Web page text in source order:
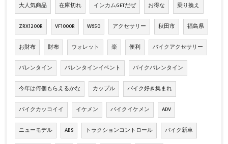
大人気商品 在庫切れ インカムGETだぜ お得な 乗り換え
ZRX1200R VF1000R W650 アクセサリー 秋田市 福島県
お財布 財布 ウォレット 楽 便利 バイクアクセサリー
バレンタイン バレンタインイベント バイクバレンタイン
今年は何個もらえるかな カップル バイク好き集まれ
バイクカッコイイ イケメン バイクイケメン ADV
ニューモデル ABS トラクションコントロール バイク新車